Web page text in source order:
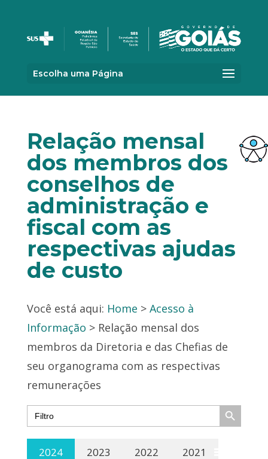
Escolha uma Página
Relação mensal
dos membros dos
conselhos de
administração e
fiscal com as
respectivas ajudas
de custo
Você está aqui: Home > Acesso à
Informação > Relação mensal dos
membros da Diretoria e das Chefias de
seu organograma com as respectivas
remunerações
Search
for:
Search Button
2024 2023 2022 2021